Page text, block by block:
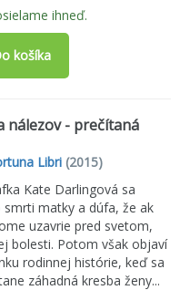
ihneď.
košíka
nálezov - prečítaná
Libri (2015)
Kate Darlingová sa
smrti matky a dúfa, že ak
uzavrie pred svetom,
bolesti. Potom však objaví
rodinnej histórie, keď sa
záhadná kresba ženy...